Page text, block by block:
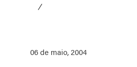
/
06 de maio, 2004